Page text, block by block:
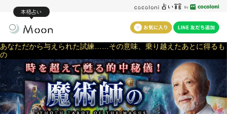
本格占い
あなただから与えられた試練……その意味、乗り越えたあとに得るも
の